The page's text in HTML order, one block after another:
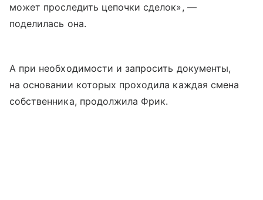
может проследить цепочки сделок», —
поделилась она.
А при необходимости и запросить документы,
на основании которых проходила каждая смена
собственника, продолжила Фрик.